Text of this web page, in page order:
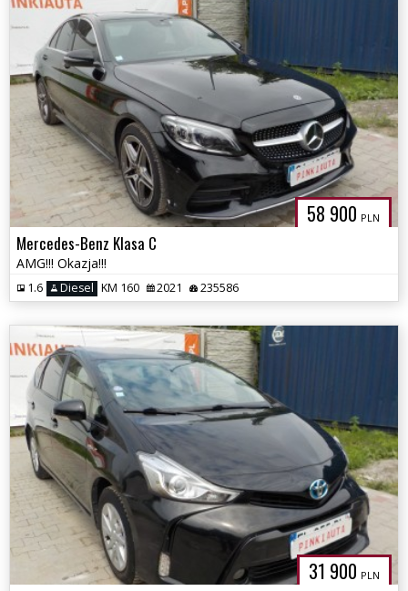
58 900 PLN
Mercedes-Benz Klasa C
AMG!!! Okazja!!!
1.6 Diesel KM 160 2021 235586
31 900 PLN